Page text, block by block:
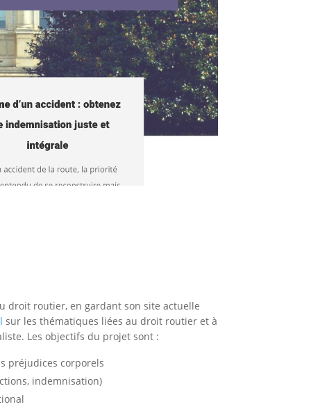
droit routier, en gardant son site actuelle
sur les thématiques liées au droit routier et à
Les objectifs du projet sont :
préjudices corporels
indemnisation)